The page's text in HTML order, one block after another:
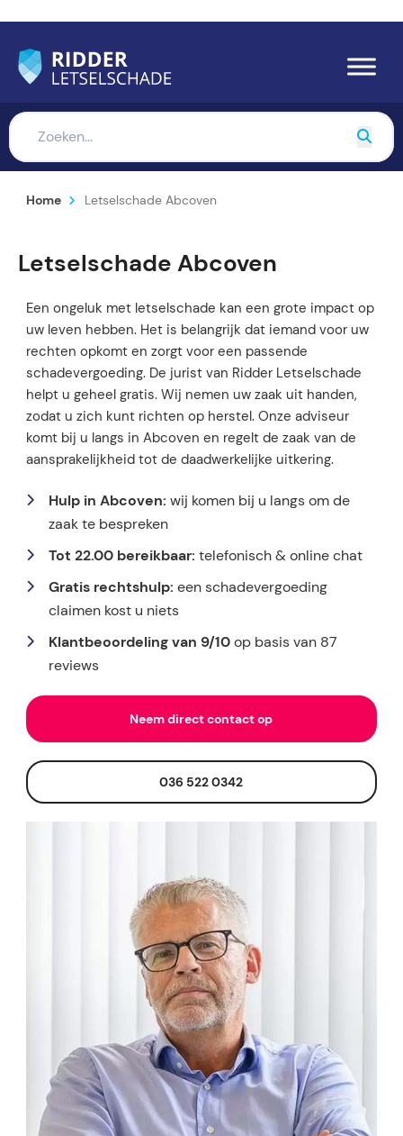
Home Letselschade Abcoven
Letselschade Abcoven
Een ongeluk met letselschade kan een grote impact op
uw leven hebben. Het is belangrijk dat iemand voor uw
rechten opkomt en zorgt voor een passende
schadevergoeding. De jurist van Ridder Letselschade
helpt u geheel gratis. Wij nemen uw zaak uit handen,
zodat u zich kunt richten op herstel. Onze adviseur
komt bij u langs in Abcoven en regelt de zaak van de
aansprakelijkheid tot de daadwerkelijke uitkering.
Hulp in Abcoven: wij komen bij u langs om de
zaak te bespreken
Tot 22.00 bereikbaar: telefonisch & online chat
Gratis rechtshulp: een schadevergoeding
claimen kost u niets
Klantbeoordeling van 9/10op basis van 87
reviews
Neem direct contact op
036 522 0342